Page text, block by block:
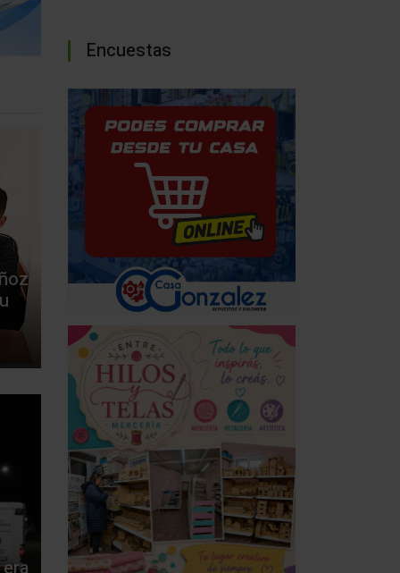
Encuestas